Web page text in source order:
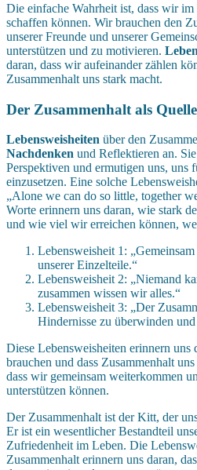
Die einfache Wahrheit ist, dass wir
schaffen können. Wir brauchen den
unserer Freunde und unserer
unterstützen und zu motivieren.
daran, dass wir aufeinander zählen
Zusammenhalt uns stark macht.
Der Zusammenhalt als
Lebensweisheiten über den
Nachdenken und Reflektieren an.
Perspektiven und ermutigen uns, uns
einzusetzen. Eine solche
„Alone we can do so little, together
Worte erinnern uns daran, wie stark
und wie viel wir erreichen können,
Lebensweisheit 1:
unserer Einzelteile.“
Lebensweisheit 2: „Niemand
zusammen wissen wir alles.“
Lebensweisheit 3: „Der
Hindernisse zu überwinden
Diese Lebensweisheiten erinnern uns
brauchen und dass Zusammenhalt
dass wir gemeinsam weiterkommen
unterstützen können.
Der Zusammenhalt ist der Kitt, der
Er ist ein wesentlicher Bestandteil
Zufriedenheit im Leben. Die
Zusammenhalt erinnern uns daran,